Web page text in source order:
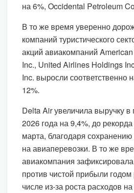
на 6%, Occidental Petroleum
В то же время уверенно
компаний туристического
акций авиакомпаний
Inc., United Airlines Holdings
Inc. выросли соответственно
12%.
Delta Air увеличила выручку
2026 года на 9,4%, до
марта, благодаря
на авиаперевозки. В то же
авиакомпания
против чистой прибыли
числе из-за роста расходов